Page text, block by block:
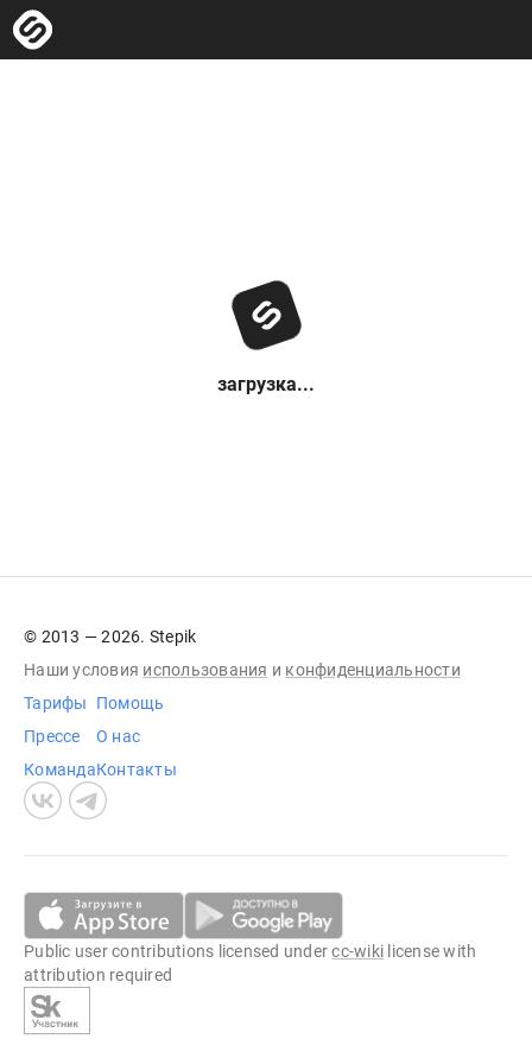
загрузка...
© 2013 — 2026. Stepik
Наши условия использования и конфиденциальности
Тарифы
Прессе
Команда
Помощь
О нас
Контакты
Public user contributions licensed undercc-wiki license with
attribution required